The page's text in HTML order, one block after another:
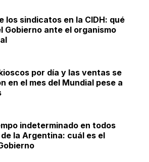
los sindicatos en la CIDH: qué
Gobierno ante el organismo
por día y las ventas se
en el mes del Mundial pese a
indeterminado en todos
la Argentina: cuál es el